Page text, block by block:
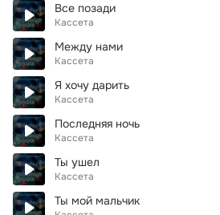
Все позади
Кассета
Между нами
Кассета
Я хочу дарить
Кассета
Последняя ночь
Кассета
Ты ушел
Кассета
Ты мой мальчик